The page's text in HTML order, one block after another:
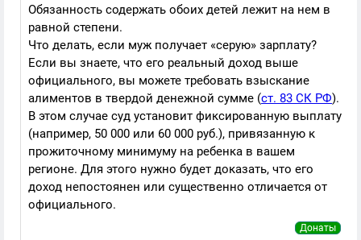
Обязанность содержать обоих детей лежит на нем в
равной степени.
Что делать, если муж получает «серую» зарплату?
Если вы знаете, что его реальный доход выше
официального, вы можете требовать взыскание
алиментов в твердой денежной сумме (ст. 83 СК РФ).
В этом случае суд установит фиксированную выплату
(например, 50 000 или 60 000 руб.), привязанную к
прожиточному минимуму на ребенка в вашем
регионе. Для этого нужно будет доказать, что его
доход непостоянен или существенно отличается от
официального.
Донаты